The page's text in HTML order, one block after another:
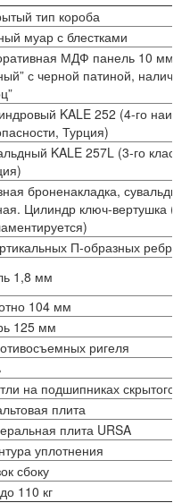
Антрацит
Белый
тип короба
муар с блестками
МДФ панель 10 мм в
с черной патиной,
KALE 252 (4-го
Турция)
KALE 257L (3-го
броненакладка,
Цилиндр ключ-вертушка
П-образных ребра
1,8 мм
104 мм
125 мм
ригеля
на подшипниках скрытого
плита
плита URSA
уплотнения
сбоку
110 кг